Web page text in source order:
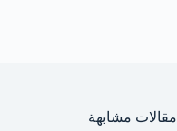
مقالات مشابهة